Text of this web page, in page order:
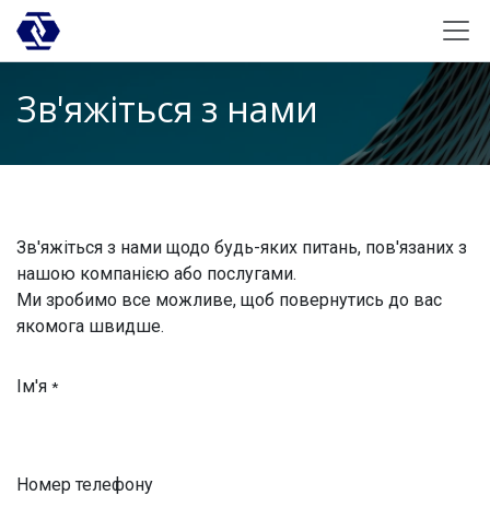
Skip to Content
Зв'яжіться з нами
Зв'яжіться з нами щодо будь-яких питань, пов'язаних з
нашою компанією або послугами.
Ми зробимо все можливе, щоб повернутись до вас
якомога швидше.
Ім'я *
Номер телефону